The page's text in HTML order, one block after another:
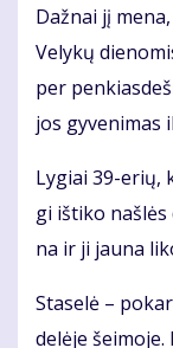
Daž­nai jį
Ve­ly­kų
per
jos gy­ve­ni­mas
Ly­giai 39-erių,
gi iš­ti­ko
na ir ji jau­na
Sta­se­lė –
de­lė­je